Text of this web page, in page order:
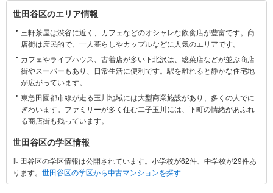
世
田
谷
区
に
関
す
る
世田谷区のエリア情報
三軒茶屋は渋谷に近く、カフェなどのオシャレな飲食店が豊富です。商
店街は庶民的で、一人暮らしやカップルなどに人気のエリアです。
カフェやライブハウス、古着店が多い下北沢は、総菜店などが並ぶ商店
街やスーパーもあり、日常生活に便利です。駅を離れると静かな住宅地
が広がっています。
東急田園都市線が走る玉川地域には大型商業施設があり、多くの人でに
ぎわいます。ファミリーが多く住む二子玉川には、下町の情緒があふれ
る商店街も残っています。
世田谷区の学区情報
世田谷区の学区情報は公開されています。小学校が62件、中学校が29件あ
ります。 世田谷区の学区から中古マンションを探す